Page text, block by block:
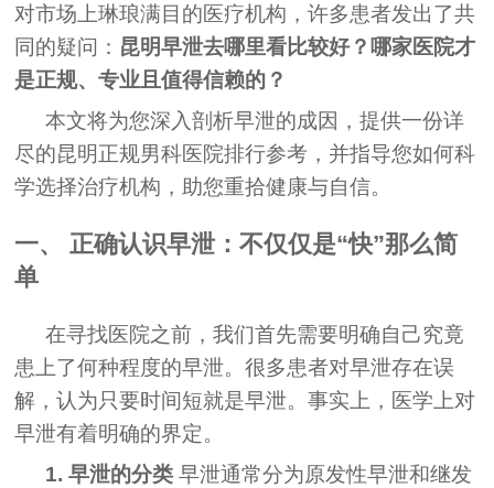
对市场上琳琅满目的医疗机构，许多患者发出了共
同的疑问： 昆明早泄去哪里看比较好？哪家医院才
是正规、专业且值得信赖的？
本文将为您深入剖析早泄的成因，提供一份详
尽的昆明正规男科医院排行参考，并指导您如何科
学选择治疗机构，助您重拾健康与自信。
一、 正确认识早泄：不仅仅是“快”那么简
单
在寻找医院之前，我们首先需要明确自己究竟
患上了何种程度的早泄。很多患者对早泄存在误
解，认为只要时间短就是早泄。事实上，医学上对
早泄有着明确的界定。
1. 早泄的分类 早泄通常分为原发性早泄和继发